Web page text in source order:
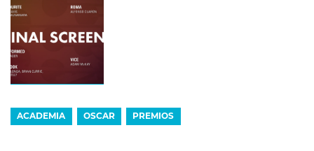
ACADEMIA OSCAR PREMIOS